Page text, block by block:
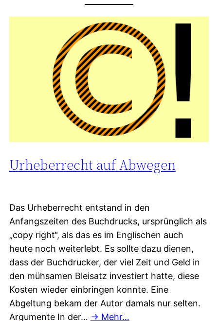
Urheberrecht auf Abwegen
Das Urheberrecht entstand in den
Anfangszeiten des Buchdrucks, ursprünglich als
„copy right“, als das es im Englischen auch
heute noch weiterlebt. Es sollte dazu dienen,
dass der Buchdrucker, der viel Zeit und Geld in
den mühsamen Bleisatz investiert hatte, diese
Kosten wieder einbringen konnte. Eine
Abgeltung bekam der Autor damals nur selten.
Argumente In der… → Mehr…